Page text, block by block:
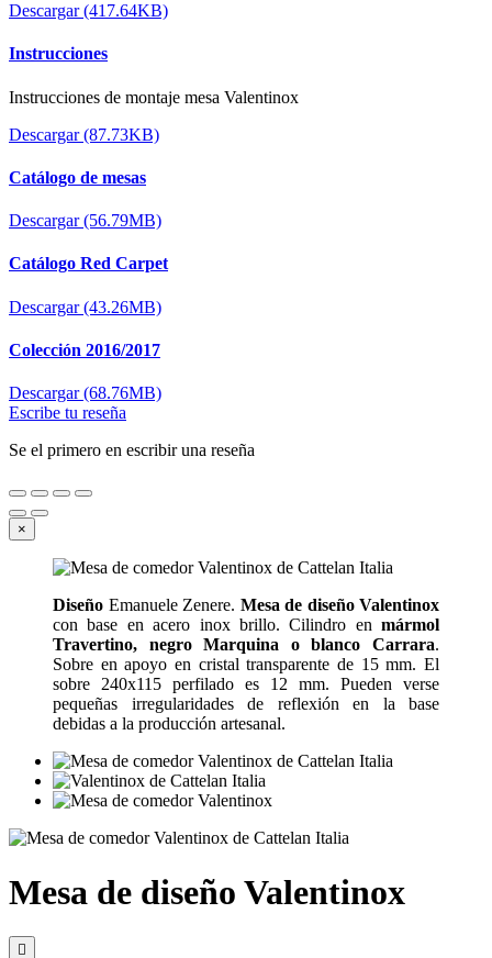
Descargar (417.64KB)
Instrucciones
Instrucciones de montaje mesa Valentinox
Descargar (87.73KB)
Catálogo de mesas
Descargar (56.79MB)
Catálogo Red Carpet
Descargar (43.26MB)
Colección 2016/2017
Descargar (68.76MB)
Escribe tu reseña
Se el primero en escribir una reseña
×
Diseño Emanuele Zenere. Mesa de diseño Valentinox
con base en acero inox brillo. Cilindro en mármol
Travertino, negro Marquina o blanco Carrara.
Sobre en apoyo en cristal transparente de 15 mm. El
sobre 240x115 perfilado es 12 mm. Pueden verse
pequeñas irregularidades de reflexión en la base
debidas a la producción artesanal.
Mesa de diseño Valentinox
